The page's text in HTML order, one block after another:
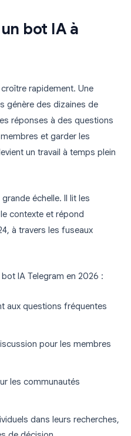
bot IA à
rapidement. Une
génère des dizaines de
réponses à des questions
et garder les
un travail à temps plein
échelle. Il lit les
contexte et répond
à travers les fuseaux
IA Telegram en 2026 :
aux questions fréquentes
pour les membres
les communautés
dans leurs recherches,